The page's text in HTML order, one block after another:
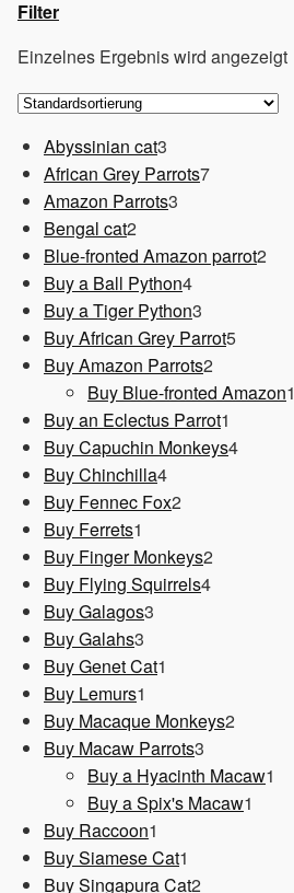
Filter
Einzelnes Ergebnis wird angezeigt
Abyssinian cat3
Produkte
African Grey Parrots77
Amazon Parrots3
Bengal cat22
Produkte
Blue-fronted Amazon parrot22
Buy a Ball Python44
Produkte
Buy a Tiger Python3
Produkte
Buy African Grey Parrot55
Buy Amazon Parrots22
Produkte
Buy Blue-fronted Amazon1
Buy an Eclectus Parrot1
Produkt
Buy Capuchin Monkeys44
Buy Chinchilla44
Produkte
Buy Fennec Fox22
Buy Ferrets1
Produkt
Buy Finger Monkeys22
Buy Flying Squirrels44
Buy Galagos3
Buy Galahs3
Produkte
Buy Genet Cat1
Buy Lemurs1
Produkt
Buy Macaque Monkeys22
Buy Macaw Parrots3
Produkte
Buy a Hyacinth Macaw1
Buy a Spix's Macaw1
Buy Raccoon1
Produkt
Buy Siamese Cat1
Produkt
Buy Singapura Cat22